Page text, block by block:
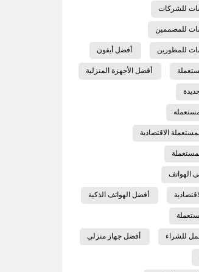
للشركات
للمصممين
للمطورين أفضل أيفون
أفضل الأجهزة المنزلية
الاقتصادية
الهواتف
أفضل الهواتف الذكية
للشراء أفضل جهاز منزلي